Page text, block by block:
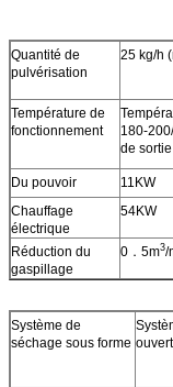
Quantité de
pulvérisation
25 kg/h
Température de
fonctionnement
180-
de
Du pouvoir
11KW
Chauffage
électrique
54KW
Réduction du
gaspillage
0．5m3/
Système de
séchage sous forme ouvert